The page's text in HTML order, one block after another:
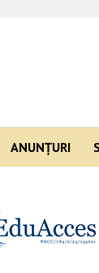
ANUNŢURI